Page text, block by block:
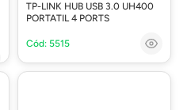
TP-LINK HUB USB 3.0 UH400
PORTATIL 4 PORTS
Cód: 5515